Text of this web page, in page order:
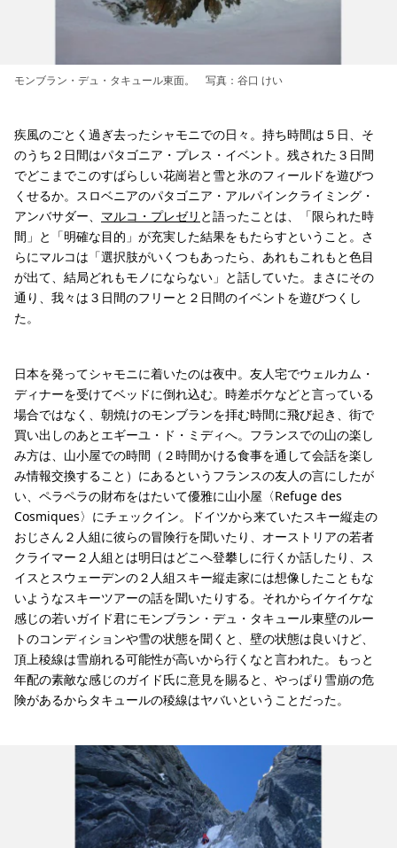
モンブラン・デュ・タキュール東面。 写真：谷口 けい
疾風のごとく過ぎ去ったシャモニでの日々。持ち時間は５日、そ
のうち２日間はパタゴニア・プレス・イベント。残された３日間
でどこまでこのすばらしい花崗岩と雪と氷のフィールドを遊びつ
くせるか。スロベニアのパタゴニア・アルパインクライミング・
アンバサダー、 マルコ・プレゼリ と語ったことは、「限られた時
間」と「明確な目的」が充実した結果をもたらすということ。さ
らにマルコは「選択肢がいくつもあったら、あれもこれもと色目
が出て、結局どれもモノにならない」と話していた。まさにその
通り、我々は３日間のフリーと２日間のイベントを遊びつくし
た。
日本を発ってシャモニに着いたのは夜中。友人宅でウェルカム・
ディナーを受けてベッドに倒れ込む。時差ボケなどと言っている
場合ではなく、朝焼けのモンブランを拝む時間に飛び起き、街で
買い出しのあとエギーユ・ド・ミディへ。フランスでの山の楽し
み方は、山小屋での時間（２時間かける食事を通して会話を楽し
み情報交換すること）にあるというフランスの友人の言にしたが
い、ペラペラの財布をはたいて優雅に山小屋〈Refuge des
Cosmiques〉にチェックイン。ドイツから来ていたスキー縦走の
おじさん２人組に彼らの冒険行を聞いたり、オーストリアの若者
クライマー２人組とは明日はどこへ登攀しに行くか話したり、ス
イスとスウェーデンの２人組スキー縦走家には想像したこともな
いようなスキーツアーの話を聞いたりする。それからイケイケな
感じの若いガイド君にモンブラン・デュ・タキュール東壁のルー
トのコンディションや雪の状態を聞くと、壁の状態は良いけど、
頂上稜線は雪崩れる可能性が高いから行くなと言われた。もっと
年配の素敵な感じのガイド氏に意見を賜ると、やっぱり雪崩の危
険があるからタキュールの稜線はヤバいということだった。